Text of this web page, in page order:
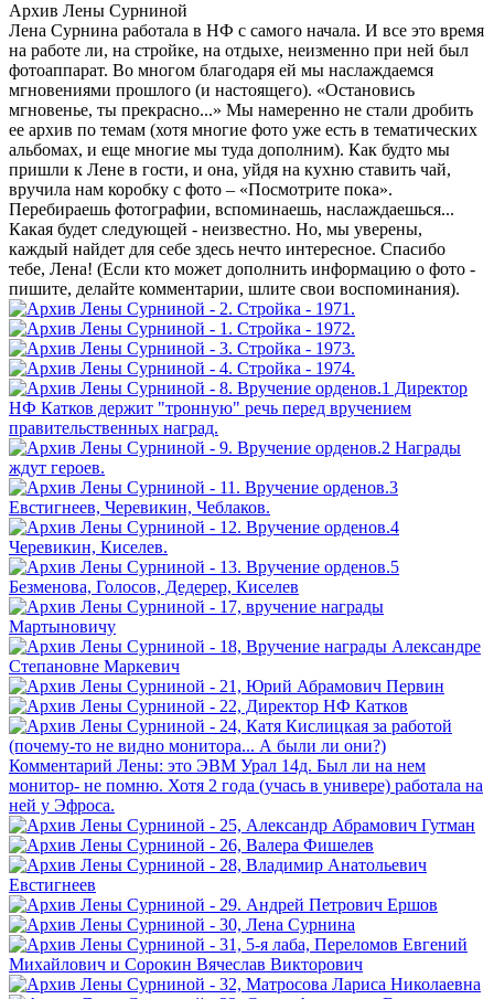
Архив Лены Сурниной
Лена Сурнина работала в НФ с самого начала. И все это время
на работе ли, на стройке, на отдыхе, неизменно при ней был
фотоаппарат. Во многом благодаря ей мы наслаждаемся
мгновениями прошлого (и настоящего). «Остановись
мгновенье, ты прекрасно...» Мы намеренно не стали дробить
ее архив по темам (хотя многие фото уже есть в тематических
альбомах, и еще многие мы туда дополним). Как будто мы
пришли к Лене в гости, и она, уйдя на кухню ставить чай,
вручила нам коробку с фото – «Посмотрите пока».
Перебираешь фотографии, вспоминаешь, наслаждаешься...
Какая будет следующей - неизвестно. Но, мы уверены,
каждый найдет для себе здесь нечто интересное. Спасибо
тебе, Лена! (Если кто может дополнить информацию о фото -
пишите, делайте комментарии, шлите свои воспоминания).